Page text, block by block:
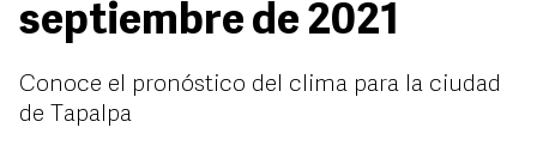
septiembre de 2021
Conoce el pronóstico del clima para la ciudad
de Tapalpa